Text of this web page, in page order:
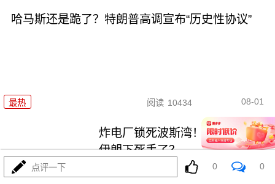
哈马斯还是跪了？特朗普高调宣布“历史性协议”
最热 阅读 10434 08-01
炸电厂锁死波斯湾！特朗普要对
伊朗下死手了？
最热
点评一下 0 0